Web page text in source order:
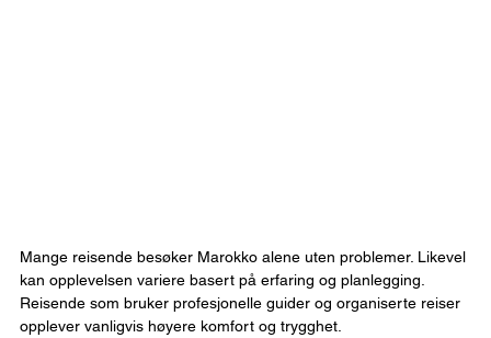
Mange reisende besøker Marokko alene uten problemer. Likevel
kan opplevelsen variere basert på erfaring og planlegging.
Reisende som bruker profesjonelle guider og organiserte reiser
opplever vanligvis høyere komfort og trygghet.